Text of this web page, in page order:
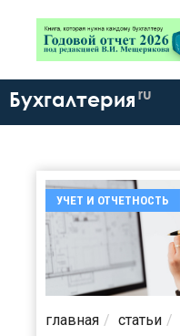
Бухгалтерия ru
УЧЕТ И ОТЧЕТНОСТЬ
главная статьи